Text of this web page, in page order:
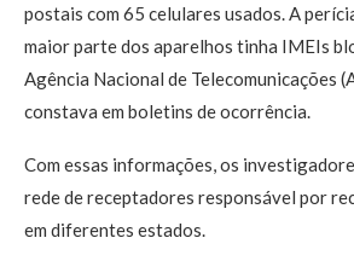
postais com 65 celulares usados. A
maior parte dos aparelhos tinha IMEIs
Agência Nacional de Telecomunicações
constava em boletins de ocorrência.
Com essas informações, os
rede de receptadores responsável por
em diferentes estados.